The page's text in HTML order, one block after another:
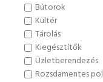
Bútorok
Kültér
Tárolás
Kiegésztítők
Üzletberendezés
Rozsdamentes